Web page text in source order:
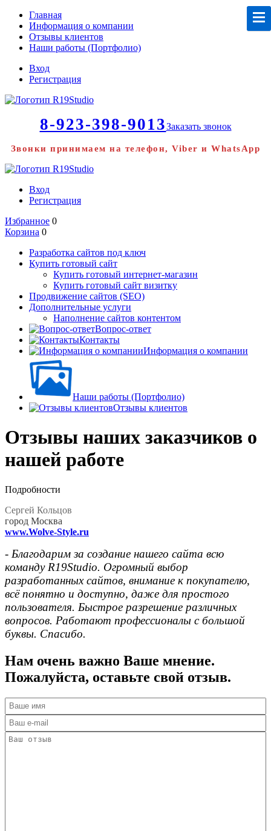
Главная
Информация о компании
Отзывы клиентов
Наши работы (Портфолио)
Вход
Регистрация
8-923-398-9013Заказать звонок
Звонки принимаем на телефон, Viber и WhatsApp
Вход
Регистрация
Избранное 0
Корзина 0
Разработка сайтов под ключ
Купить готовый сайт
Купить готовый интернет-магазин
Купить готовый сайт визитку
Продвижение сайтов (SEO)
Дополнительные услуги
Наполнение сайтов контентом
Вопрос-ответ
Контакты
Информация о компании
Наши работы (Портфолио)
Отзывы клиентов
Отзывы наших заказчиков о
нашей работе
Подробности
Сергей Кольцов
город Москва
www.Wolve-Style.ru
- Благодарим за создание нашего сайта всю
команду R19Studio. Огромный выбор
разработанных сайтов, внимание к покупателю,
всё понятно и доступно, даже для простого
пользователя. Быстрое разрешение различных
вопросов. Работают профессионалы с большой
буквы. Спасибо.
Нам очень важно Ваше мнение.
Пожалуйста, оставьте свой отзыв.